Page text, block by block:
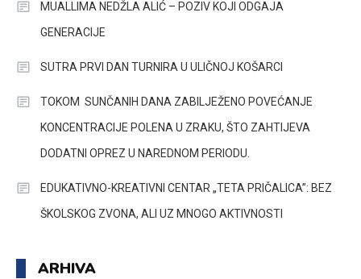
MUALLIMA NEDŽLA ALIĆ – POZIV KOJI ODGAJA
GENERACIJE
SUTRA PRVI DAN TURNIRA U ULIČNOJ KOŠARCI
TOKOM SUNČANIH DANA ZABILJEŽENO POVEĆANJE
KONCENTRACIJE POLENA U ZRAKU, ŠTO ZAHTIJEVA
DODATNI OPREZ U NAREDNOM PERIODU.
EDUKATIVNO-KREATIVNI CENTAR „TETA PRIČALICA”: BEZ
ŠKOLSKOG ZVONA, ALI UZ MNOGO AKTIVNOSTI
ARHIVA